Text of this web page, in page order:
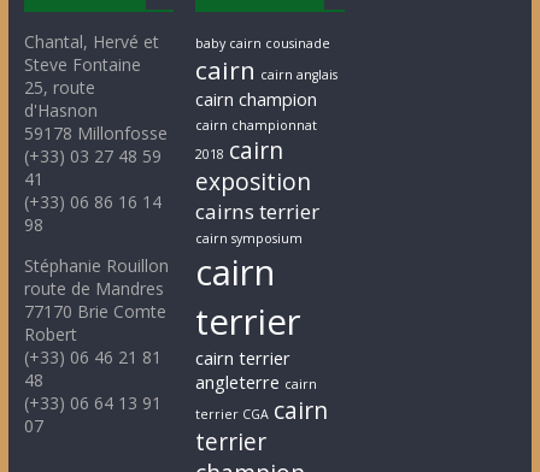
Chantal, Hervé et
Steve Fontaine
25, route
d'Hasnon
59178 Millonfosse
(+33) 03 27 48 59
41
(+33) 06 86 16 14
98
Stéphanie Rouillon
route de Mandres
77170 Brie Comte
Robert
(+33) 06 46 21 81
48
(+33) 06 64 13 91
07
baby cairn cousinade
cairn cairn anglais
cairn champion
cairn championnat
2018 cairn
exposition
cairns terrier
cairn symposium
cairn
terrier
cairn terrier
angleterre cairn
terrier CGA cairn
terrier